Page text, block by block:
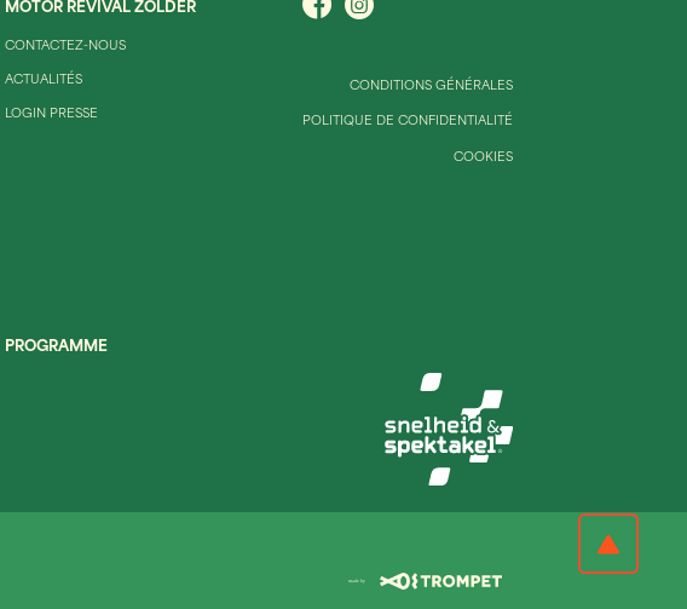
MOTOR REVIVAL ZOLDER
CONTACTEZ-NOUS
ACTUALITÉS
LOGIN PRESSE
PROGRAMME
CONDITIONS GÉNÉRALES
POLITIQUE DE CONFIDENTIALITÉ
COOKIES